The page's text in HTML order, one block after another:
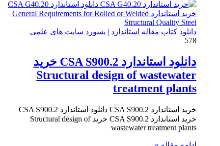
دانلود کتاب مقاله استاندارد | پسورد سایت های علمی
578
دانلود استاندارد CSA S900.2 خرید
Structural design of wastewater
treatment plants
خرید استاندارد CSA S900.2 دانلود استاندارد CSA S900.2
خرید استاندارد CSA S900.2 خرید Structural design of
wastewater treatment plants